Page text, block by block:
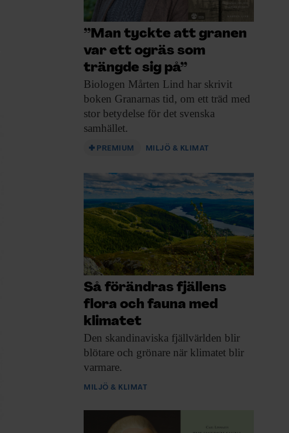
”Man tyckte att granen
var ett ogräs som
trängde sig på”
Biologen Mårten Lind har skrivit
boken Granarnas tid, om ett träd med
stor betydelse för det svenska
samhället.
PREMIUM MILJÖ & KLIMAT
Så förändras fjällens
flora och fauna med
klimatet
Den skandinaviska fjäll­världen blir
blötare och grönare när klimatet blir
varmare.
MILJÖ & KLIMAT